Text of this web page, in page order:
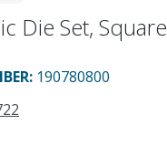
Die Set, Square
: 190780800